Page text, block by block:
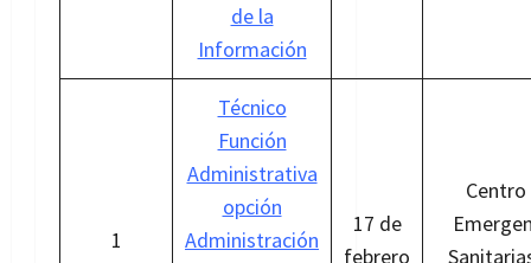
de la
Información
1
Técnico
Función
Administrativa
opción
Administración
17 de
febrero